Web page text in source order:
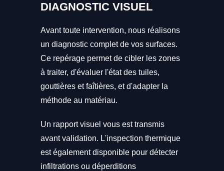
DIAGNOSTIC VISUEL
Avant toute intervention, nous réalisons
un diagnostic complet de vos surfaces.
Ce repérage permet de cibler les zones
à traiter, d'évaluer l'état des tuiles,
gouttières et faîtières, et d'adapter la
méthode au matériau.
Un rapport visuel vous est transmis
avant validation. L'inspection thermique
est également disponible pour détecter
infiltrations ou déperditions